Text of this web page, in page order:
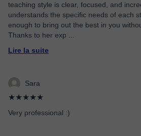
teaching style is clear, focused, and
understands the specific needs of each
enough to bring out the best in you
Thanks to her exp
Lire la suite
Sara
★★★★★
Very professional :)